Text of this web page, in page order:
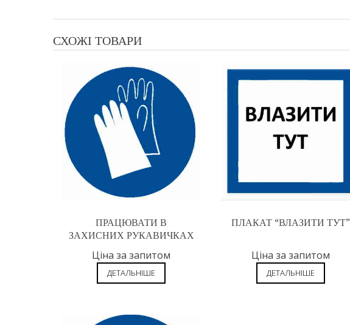
СХОЖІ ТОВАРИ
ПРАЦЮВАТИ В
ЗАХИСНИХ РУКАВИЧКАХ
Ціна за запитом
ДЕТАЛЬНІШЕ
ПЛАКАТ “ВЛАЗИТИ ТУТ”
Ціна за запитом
ДЕТАЛЬНІШЕ